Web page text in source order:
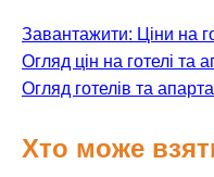
Завантажити: Ціни на
Огляд цін на готелі та
Огляд готелів та
Хто може